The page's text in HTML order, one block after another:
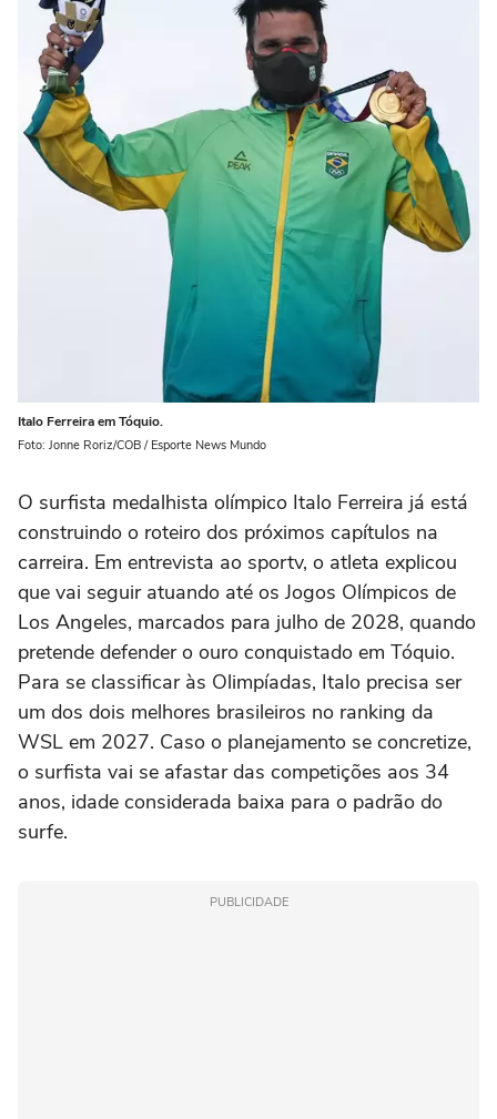
Italo Ferreira em Tóquio.
Foto: Jonne Roriz/COB / Esporte News Mundo
O surfista medalhista olímpico Italo Ferreira já está
construindo o roteiro dos próximos capítulos na
carreira. Em entrevista ao sportv, o atleta explicou
que vai seguir atuando até os Jogos Olímpicos de
Los Angeles, marcados para julho de 2028, quando
pretende defender o ouro conquistado em Tóquio.
Para se classificar às Olimpíadas, Italo precisa ser
um dos dois melhores brasileiros no ranking da
WSL em 2027. Caso o planejamento se concretize,
o surfista vai se afastar das competições aos 34
anos, idade considerada baixa para o padrão do
surfe.
PUBLICIDADE